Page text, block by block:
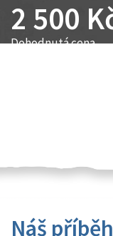
2 500
Dohodnutá cena
Náš příběh